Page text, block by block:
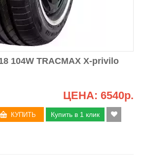
104W TRACMAX X-privilo
ЦЕНА: 6540р.
Купить в 1 клик